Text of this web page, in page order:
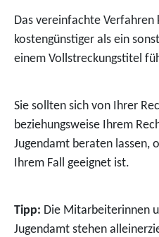
Das vereinfachte Verfahren
kostengünstiger als ein
einem Vollstreckungstitel
Sie sollten sich von Ihrer
beziehungsweise Ihrem
Jugendamt beraten lassen,
Ihrem Fall geeignet ist.
Tipp: Die Mitarbeiterinnen
Jugendamt stehen